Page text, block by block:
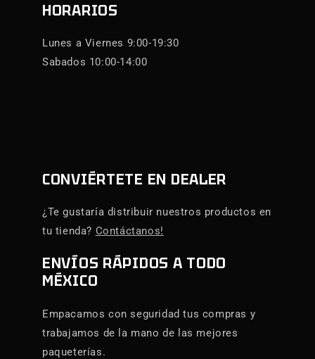
HORARIOS
Lunes a Viernes 9:00-19:30
Sabados 10:00-14:00
CONVIÉRTETE EN DEALER
¿Te gustaría distribuir nuestros productos en
tu tienda? Contáctanos!
ENVÍOS RÁPIDOS A TODO
MÉXICO
Empacamos con seguridad tus compras y
trabajamos de la mano de las mejores
paqueterías.